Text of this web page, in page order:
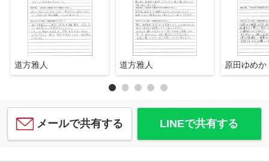
道方雅人 道方雅人 原田ゆめか
メールで共有する LINEで共有する